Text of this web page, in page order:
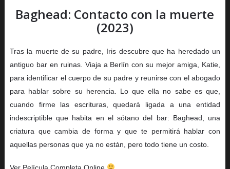
Baghead: Contacto con la muerte
(2023)
Tras la muerte de su padre, Iris descubre que ha heredado un
antiguo bar en ruinas. Viaja a Berlín con su mejor amiga, Katie,
para identificar el cuerpo de su padre y reunirse con el abogado
para hablar sobre su herencia. Lo que ella no sabe es que,
cuando firme las escrituras, quedará ligada a una entidad
indescriptible que habita en el sótano del bar: Baghead, una
criatura que cambia de forma y que te permitirá hablar con
aquellas personas que ya no están, pero todo tiene un costo.
Ver Película Completa Online